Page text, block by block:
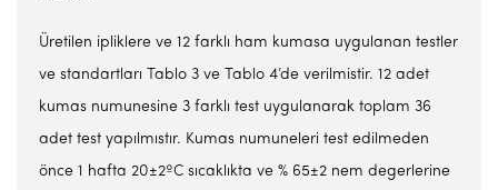
Üretilen ipliklere ve 12 farklı ham kumasa uygulanan testler
ve standartları Tablo 3 ve Tablo 4’de verilmistir. 12 adet
kumas numunesine 3 farklı test uygulanarak toplam 36
adet test yapılmıstır. Kumas numuneleri test edilmeden
önce 1 hafta 20±2ºC sıcaklıkta ve % 65±2 nem degerlerine